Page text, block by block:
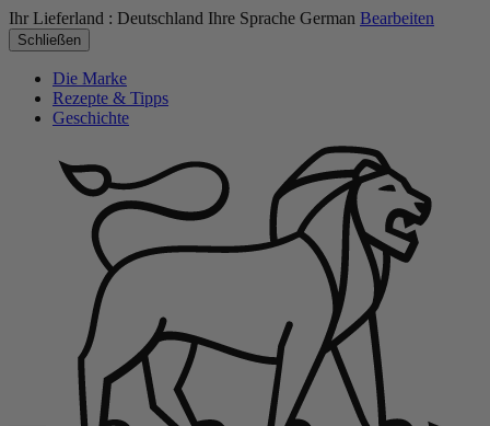
Ihr Lieferland : Deutschland Ihre Sprache German Bearbeiten
Schließen
Die Marke
Rezepte & Tipps
Geschichte